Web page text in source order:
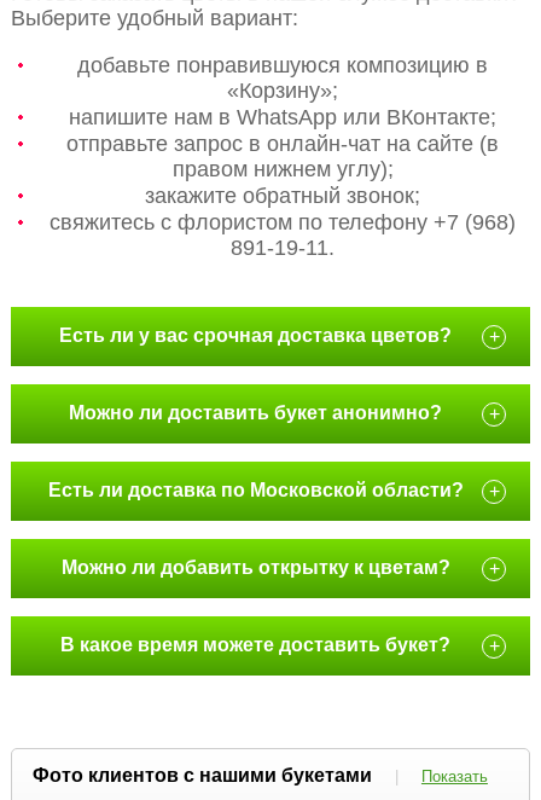
Выберите удобный вариант:
добавьте понравившуюся композицию в
«Корзину»;
напишите нам в WhatsApp или ВКонтакте;
отправьте запрос в онлайн-чат на сайте (в
правом нижнем углу);
закажите обратный звонок;
свяжитесь с флористом по телефону +7 (968)
891-19-11.
Есть ли у вас срочная доставка цветов? +
Можно ли доставить букет анонимно? +
Есть ли доставка по Московской области? +
Можно ли добавить открытку к цветам? +
В какое время можете доставить букет? +
Фото клиентов с нашими букетами |
Показать